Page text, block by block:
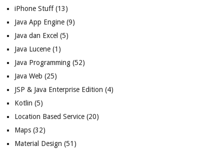
iPhone Stuff(13)
Java App Engine(9)
Java dan Excel (5)
Java Lucene(1)
Java Programming(52)
Java Web (25)
JSP & Java Enterprise Edition (4)
Kotlin (5)
Location Based Service(20)
Maps(32)
Material Design (51)